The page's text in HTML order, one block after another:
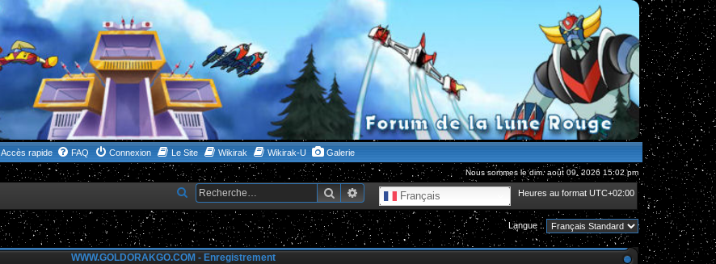
Accès rapide FAQ Connexion Le Site Wikirak Wikirak-U Galerie
Nous sommes le dim. août 09, 2026 15:02 pm
Heures au format UTC+02:00
Français
RechercherRecherche avancée
e
c
h
Langue :
WWW.GOLDORAKGO.COM - Enregistrement